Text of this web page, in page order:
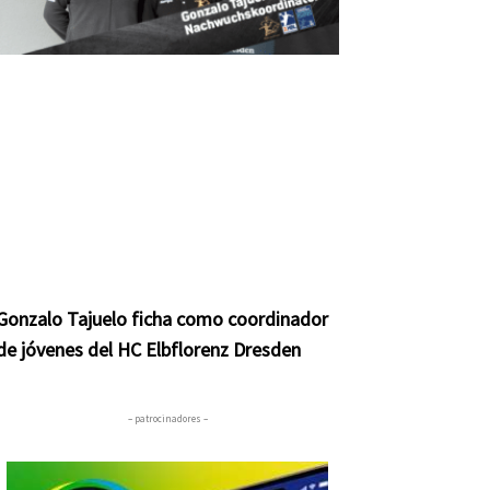
Tajuelo ficha como coordinador
jóvenes del HC Elbflorenz Dresden
– patrocinadores –